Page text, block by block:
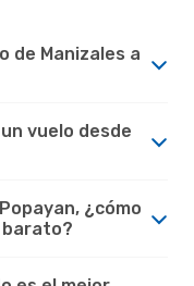
de Manizales a
vuelo desde
¿cómo
barato?